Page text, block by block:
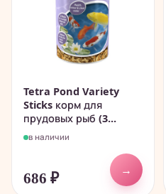
Tetra Pond Variety
Sticks корм для
прудовых рыб (3...
в наличии
686 ₽
→